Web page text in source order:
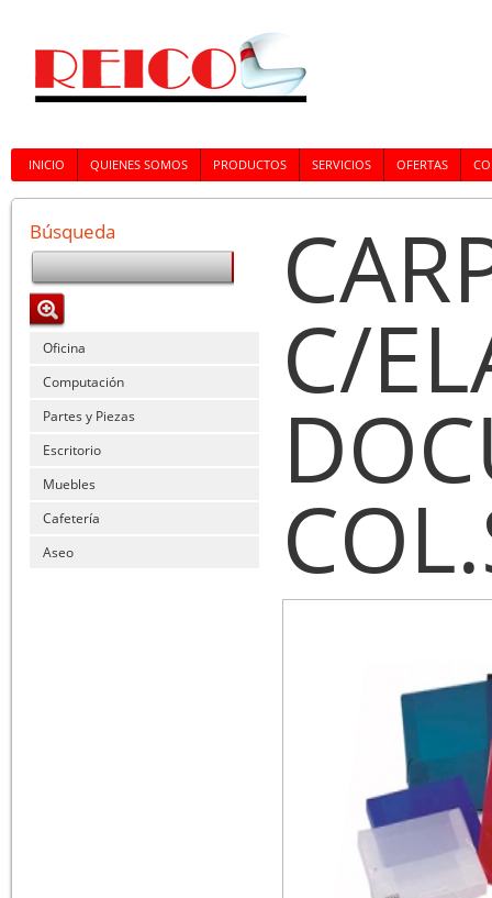
INICIO QUIENES SOMOS PRODUCTOS SERVICIOS OFERTAS
Búsqueda
Oficina
Computación
Partes y Piezas
Escritorio
Muebles
Cafetería
Aseo
C/